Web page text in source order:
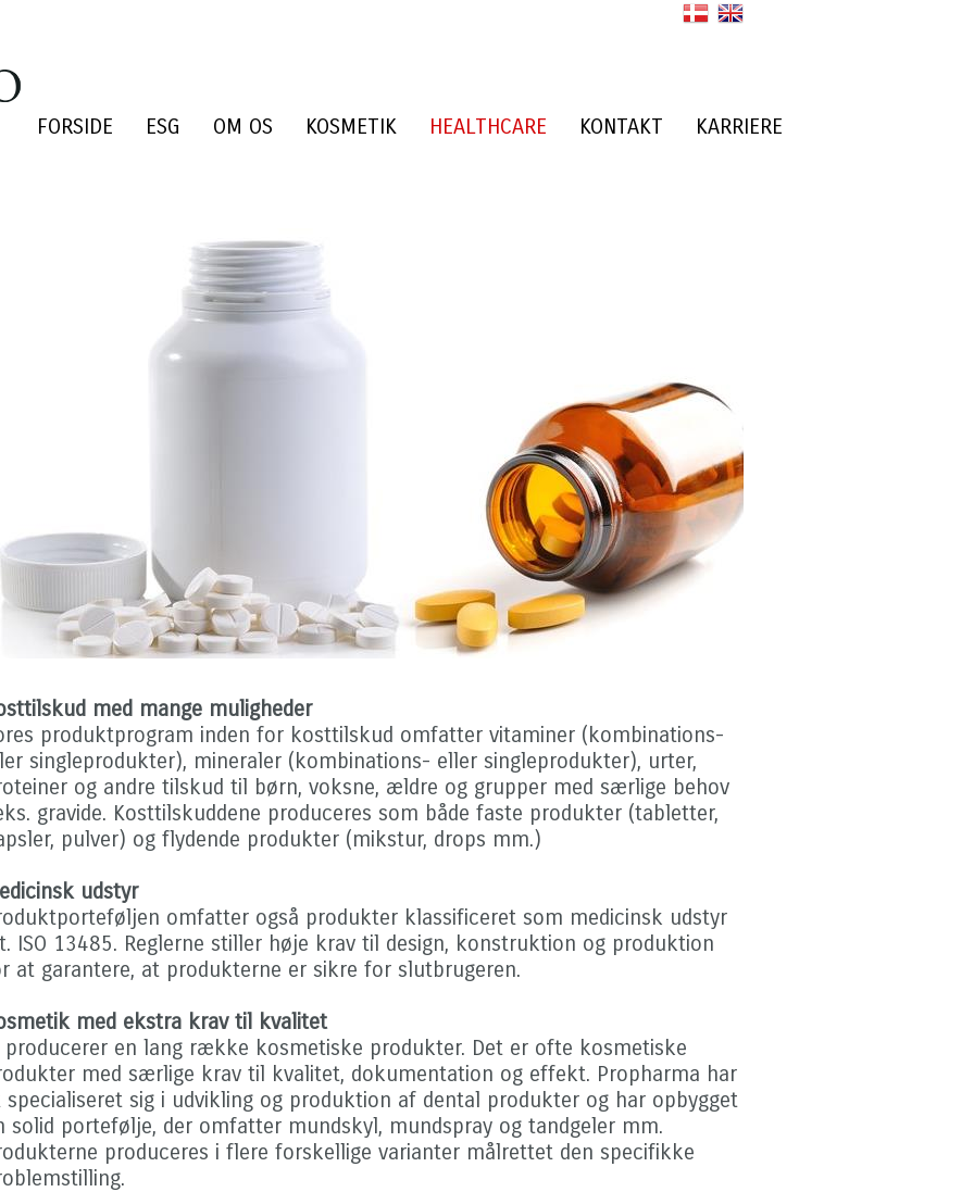
FORSIDE ESG OM OS KOSMETIK HEALTHCARE KONTAKT KARRIERE
med mange muligheder
produktprogram inden for kosttilskud omfatter vitaminer (kombinations-
singleprodukter), mineraler (kombinations- eller singleprodukter), urter,
og andre tilskud til børn, voksne, ældre og grupper med særlige behov
gravide. Kosttilskuddene produceres som både faste produkter (tabletter,
pulver) og flydende produkter (mikstur, drops mm.)
udstyr
omfatter også produkter klassificeret som medicinsk udstyr
ISO 13485. Reglerne stiller høje krav til design, konstruktion og produktion
at garantere, at produkterne er sikre for slutbrugeren.
med ekstra krav til kvalitet
producerer en lang række kosmetiske produkter. Det er ofte kosmetiske
med særlige krav til kvalitet, dokumentation og effekt. Propharma har
specialiseret sig i udvikling og produktion af dental produkter og har opbygget
solid portefølje, der omfatter mundskyl, mundspray og tandgeler mm.
produceres i flere forskellige varianter målrettet den specifikke